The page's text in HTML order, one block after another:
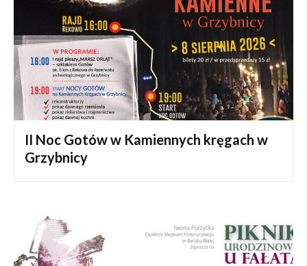
II Noc Gotów w Kamiennych kręgach w
Grzybnicy